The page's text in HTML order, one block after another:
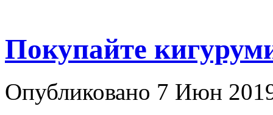
Покупайте
Опубликовано 7 Июн